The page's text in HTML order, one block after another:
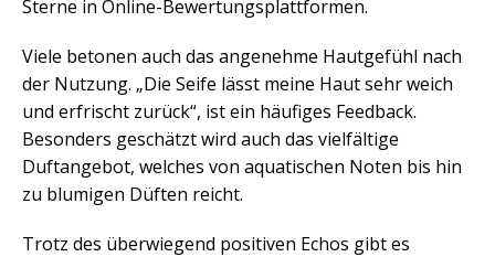
Sterne in Online-Bewertungsplattformen.
Viele betonen auch das angenehme Hautgefühl nach
der Nutzung. „Die Seife lässt meine Haut sehr weich
und erfrischt zurück“, ist ein häufiges Feedback.
Besonders geschätzt wird auch das vielfältige
Duftangebot, welches von aquatischen Noten bis hin
zu blumigen Düften reicht.
Trotz des überwiegend positiven Echos gibt es